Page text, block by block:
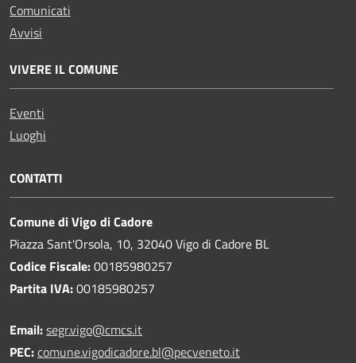
Comunicati
Avvisi
VIVERE IL COMUNE
Eventi
Luoghi
CONTATTI
Comune di Vigo di Cadore
Piazza Sant'Orsola, 10, 32040 Vigo di Cadore BL
Codice Fiscale:00185980257
Partita IVA:00185980257
Email:segr.vigo@cmcs.it
PEC:comune.vigodicadore.bl@pecveneto.it